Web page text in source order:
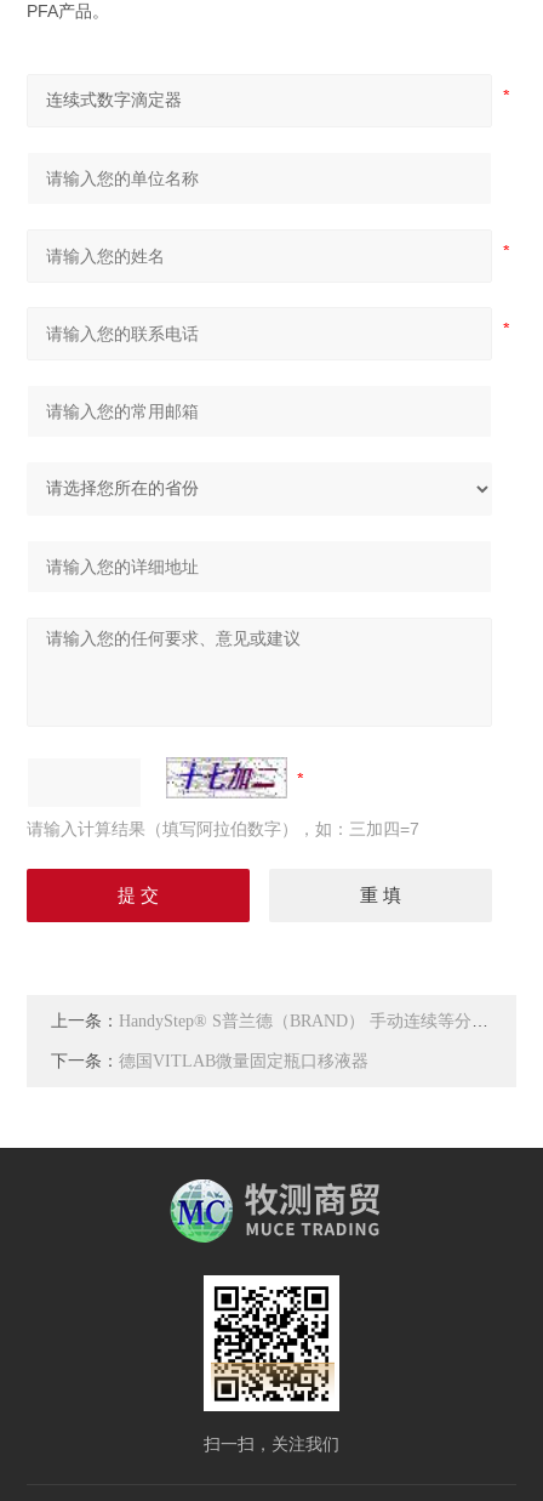
PFA产品。
请输入计算结果（填写阿拉伯数字），如：三加四=7
上一条： HandyStep® S普兰德（BRAND） 手动连续等分移液器
下一条：德国VITLAB微量固定瓶口移液器
扫一扫，关注我们